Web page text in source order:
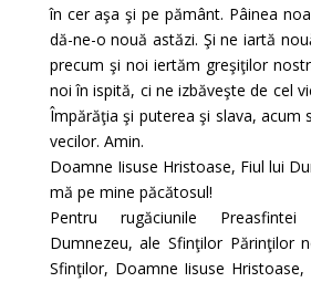
în cer aşa şi pe pământ. Pâinea
dă-ne-o nouă astăzi. Şi ne iartă
precum şi noi iertăm greşiţilor
noi în ispită, ci ne izbăveşte de cel
Împărăţia şi puterea şi slava, acum
vecilor. Amin.
Doamne Iisuse Hristoase, Fiul lui
mă pe mine păcătosul!
Pentru rugăciunile
Dumnezeu, ale Sfinţilor Părinţilor
Sfinţilor, Doamne Iisuse Hristoase,